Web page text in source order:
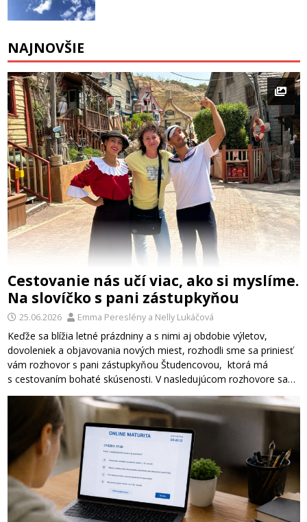
NAJNOVŠIE
Cestovanie nás učí viac, ako si myslíme.
Na slovíčko s pani zástupkyňou
25.06.2026 Emma Pereslénya Nelly Lukáčová
Keďže sa blížia letné prázdniny a s nimi aj obdobie výletov,
dovoleniek a objavovania nových miest, rozhodli sme sa priniesť
vám rozhovor s pani zástupkyňou Študencovou, ktorá má
s cestovaním bohaté skúsenosti. V nasledujúcom rozhovore sa…